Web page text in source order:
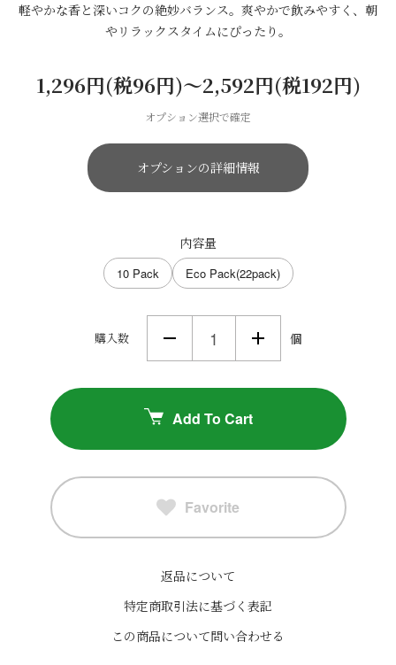
軽やかな香と深いコクの絶妙バランス。爽やかで飲みやすく、朝
やリラックスタイムにぴったり。
1,296円(税96円)〜2,592円(税192円)
オプション選択で確定
オプションの詳細情報
内容量
10 Pack Eco Pack(22pack)
購入数 個
Add To Cart
Favorite
返品について
特定商取引法に基づく表記
この商品について問い合わせる